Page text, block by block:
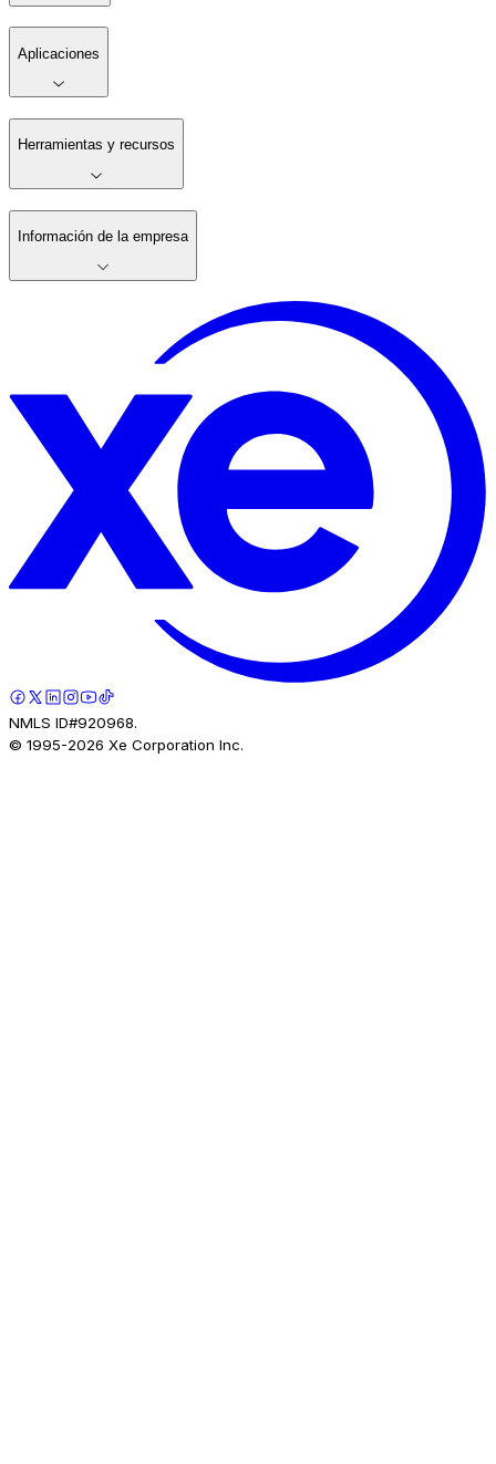
Aplicaciones
Herramientas y recursos
Información de la empresa
NMLS ID#920968.
© 1995-2026 Xe Corporation Inc.